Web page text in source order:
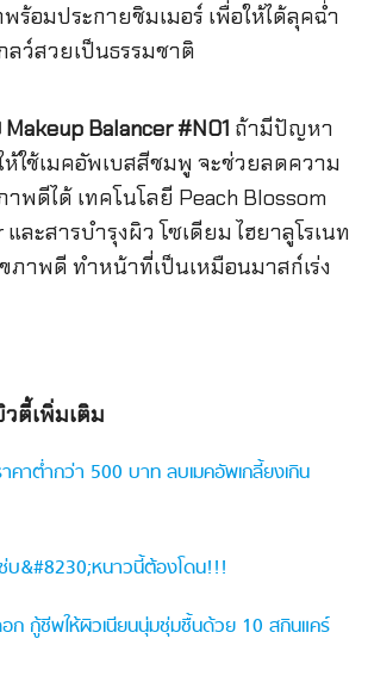
ร้อมประกายชิมเมอร์ เพื่อให้ได้ลุคฉ่ำ
ลว์สวยเป็นธรรมชาติ
Makeup Balancer #NO1 ถ้ามีปัญหา
ห้ใช้เมคอัพเบสสีชมพู จะช่วยลดความ
พดีได้ เทคโนโลยี Peach Blossom
ละสารบำรุงผิว โซเดียม ไฮยาลูโรเนท
ภาพดี ทำหน้าที่เป็นเหมือนมาสก์เร่ง
วตี้เพิ่มเติม
คาต่ำกว่า 500 บาท ลบเมคอัพเกลี้ยงเกิน
บ&#8230;หนาวนี้ต้องโดน!!!
ก กู้ชีพให้ผิวเนียนนุ่มชุ่มชื้นด้วย 10 สกินแคร์